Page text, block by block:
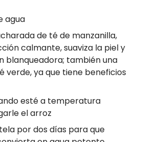
agua
de té de manzanilla,
calmante, suaviza la piel y
blanqueadora; también una
verde, ya que tiene beneficios
esté a temperatura
el arroz
por dos días para que